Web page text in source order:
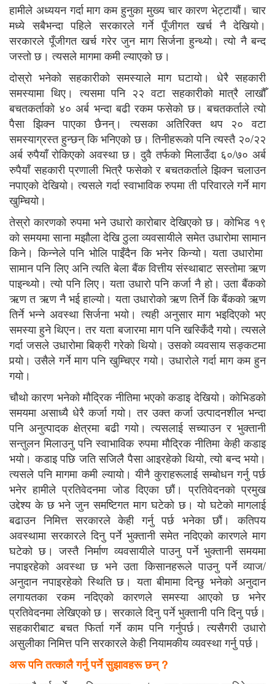
हामीले अध्ययन गर्दा माग कम हुनुका मुख्य चार कारण भेट्टायौं। चार
मध्ये सबैभन्दा पहिले सरकारले गर्ने पूँजीगत खर्च नै देखियो।
सरकारले पूँजीगत खर्च गरेर जुन माग सिर्जना हुन्थ्यो। त्यो नै बन्द
जस्तो छ। त्यसले मागमा कमी ल्याएको छ।
दोस्रो भनेको सहकारीको समस्याले माग घटायो। धेरै सहकारी
समस्यामा थिए। त्यसमा पनि २२ वटा सहकारीको मात्रै लाखौँ
बचतकर्ताको ४० अर्ब भन्दा बढी रकम फसेको छ। बचतकर्ताले त्यो
पैसा झिक्न पाएका छैनन्। त्यसका अतिरिक्त थप २० वटा
समस्याग्रस्त हुन्छन् कि भनिएको छ। तिनीहरूको पनि त्यस्तै २०/२२
अर्ब रुपैयाँ रोकिएको अवस्था छ। दुवै तर्फको मिलाउँदा ६०/७० अर्ब
रुपैयाँ सहकारी प्रणाली भित्रै फसेको र बचतकर्ताले झिक्न चलाउन
नपाएको देखियो। त्यसले गर्दा स्वाभाविक रुपमा ती परिवारले गर्ने माग
खुम्चियो।
तेस्रो कारणको रुपमा भने उधारो कारोबार देखिएको छ। कोभिड १९
को समयमा साना मझौला देखि ठुला व्यवसायीले समेत उधारोमा सामान
किने। किन्नेले पनि भोलि पाइँदैन कि भनेर किन्यो। यता उधारोमा
सामान पनि लिए अनि त्यति बेला बैंक वित्तीय संस्थाबाट सस्तोमा ऋण
पाइन्थ्यो। त्यो पनि लिए। यता उधारो पनि कर्जा नै हो। उता बैंकको
ऋण त ऋण नै भई हाल्यो। यता उधारोको ऋण तिर्ने कि बैंकको ऋण
तिर्ने भन्ने अवस्था सिर्जना भयो। त्यही अनुसार माग भइदिएको भए
समस्या हुने थिएन। तर यता बजारमा माग पनि खस्किँदै गयो। त्यसले
गर्दा जसले उधारोमा बिक्री गरेको थियो। उसको व्यवसाय सङ्कटमा
पर्‍यो। उसैले गर्ने माग पनि खुम्चिएर गयो। उधारोले गर्दा माग कम हुन
गयो।
चौथो कारण भनेको मौद्रिक नीतिमा भएको कडाइ देखियो। कोभिडको
समयमा असाध्यै धेरै कर्जा गयो। तर उक्त कर्जा उत्पादनशील भन्दा
पनि अनुत्पादक क्षेत्रमा बढी गयो। त्यसलाई सच्याउन र भुक्तानी
सन्तुलन मिलाउनु पनि स्वाभाविक रुपमा मौद्रिक नीतिमा केही कडाइ
भयो। कडाइ पछि जति सजिलै पैसा आइरहेको थियो, त्यो बन्द भयो।
त्यसले पनि मागमा कमी ल्यायो। यीनै कुराहरूलाई सम्बोधन गर्नु पर्छ
भनेर हामीले प्रतिवेदनमा जोड दिएका छौं। प्रतिवेदनको प्रमुख
उद्देश्य के छ भने जुन समष्टिगत माग घटेको छ। यो घटेको मागलाई
बढाउन निमित्त सरकारले केही गर्नु पर्छ भनेका छौं। कतिपय
अवस्थामा सरकारले दिनु पर्ने भुक्तानी समेत नदिएको कारणले माग
घटेको छ। जस्तै निर्माण व्यवसायीले पाउनु पर्ने भुक्तानी समयमा
नपाइरहेको अवस्था छ भने उता किसानहरूले पाउनु पर्ने व्याज/
अनुदान नपाइरहेको स्थिति छ। यता बीमामा दिन्छु भनेको अनुदान
लगायतका रकम नदिएको कारणले समस्या आएको छ भनेर
प्रतिवेदनमा लेखिएको छ। सरकाले दिनु पर्ने भुक्तानी पनि दिनु पर्छ।
सहकारीबाट बचत फिर्ता गर्ने काम पनि गर्नुपर्छ। त्यसैगरी उधारो
असुलीका निमित्त पनि सरकारले केही नियामकीय व्यवस्था गर्नु पर्छ।
अरू पनि तत्कालै गर्नु पर्ने सुझावहरू छन्?